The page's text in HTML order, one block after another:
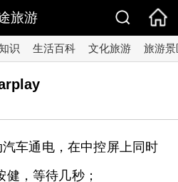
旅游
识 生活百科 文化旅游 旅游景
车通电，在中控屏上同时
，等待几秒；